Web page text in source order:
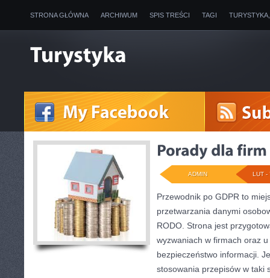
STRONA GŁÓWNA ARCHIWUM SPIS TREŚCI TAGI
LUT -
ADMIN
Przewodnik po GDPR to
przetwarzania danymi
RODO. Strona jest
wyzwaniach w firmach oraz
bezpieczeństwo informacji.
stosowania przepisów w taki